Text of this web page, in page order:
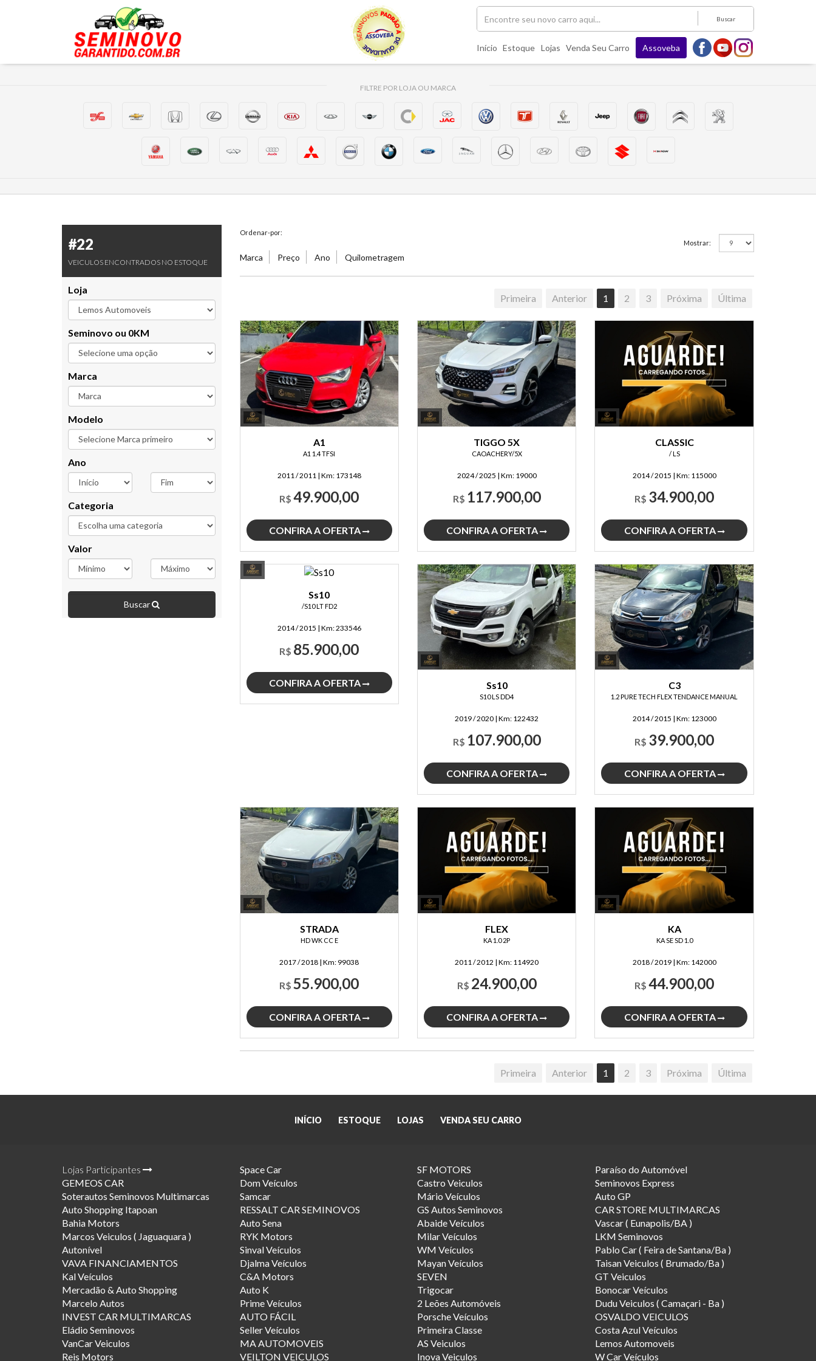
Buscar
Início Estoque Lojas Venda Seu Carro Assoveba
FILTRE POR LOJA OU MARCA
#22
VEICULOS ENCONTRADOS NO ESTOQUE
Loja
Seminovo ou 0KM
Marca
Modelo
Ano
Categoria
Valor
Buscar
Ordenar-por:
Marca Preço Ano Quilometragem
Mostrar:
Primeira Anterior 1 2 3 Próxima Última
A1
A1 1.4 TFSI
2011 / 2011 | Km: 173148
R$ 49.900,00
CONFIRA A OFERTA
TIGGO 5X
CAOACHERY/5X
2024 / 2025 | Km: 19000
R$ 117.900,00
CONFIRA A OFERTA
CLASSIC
/ LS
2014 / 2015 | Km: 115000
R$ 34.900,00
CONFIRA A OFERTA
Ss10
/S10 LT FD2
2014 / 2015 | Km:233546
R$ 85.900,00
CONFIRA A OFERTA Ss10
S10 LS DD4
2019 / 2020 |Km: 122432
R$ 107.900,00
CONFIRA A OFERTA
C3
1.2 PURE TECH FLEX TENDANCE MANUAL
2014 / 2015 | Km: 123000
R$ 39.900,00
CONFIRA A OFERTA
STRADA
HD WK CC E
2017 / 2018 |Km: 99038
R$ 55.900,00
CONFIRA A OFERTA
FLEX
KA 1.0 2P
2011 / 2012 |Km: 114920
R$ 24.900,00
CONFIRA A OFERTA
KA
KA SE SD 1.0
2018 / 2019 | Km: 142000
R$ 44.900,00
CONFIRA A OFERTA
Primeira Anterior 1 2 3 Próxima Última
INÍCIO ESTOQUE LOJAS VENDA SEU CARRO
Lojas Participantes Space Car SF MOTORS
Paraíso do Automóvel
GEMEOS CAR
Dom Veículos Castro Veiculos
Seminovos Express
Soterautos Seminovos Multimarcas
Samcar Mário Veículos
Auto GP
Auto Shopping Itapoan
RESSALT CAR SEMINOVOS GS Autos Seminovos
CAR STORE MULTIMARCAS
Bahia Motors
Auto Sena Abaide Veículos
Vascar ( Eunapolis/BA )
Marcos Veiculos ( Jaguaquara )
RYK Motors Milar Veículos
LKM Seminovos
Autonível
Sinval Veículos WM Veículos
Pablo Car ( Feira de Santana/Ba )
VAVA FINANCIAMENTOS
Djalma Veículos Mayan Veículos
Taisan Veiculos ( Brumado/Ba )
Kal Veículos
C&A Motors SEVEN
GT Veiculos
Mercadão & Auto Shopping
Auto K Trigocar
Bonocar Veículos
Marcelo Autos
Prime Veículos 2 Leões Automóveis
Dudu Veiculos ( Camaçari - Ba )
INVEST CAR MULTIMARCAS
AUTO FÁCIL Porsche Veículos
OSVALDO VEICULOS
Eládio Seminovos
Seller Veículos Primeira Classe
Costa Azul Veículos
VanCar Veiculos
MA AUTOMOVEIS AS Veiculos
Lemos Automoveis
Reis Motors
VEILTON VEICULOS Inova Veiculos W Car Veículos